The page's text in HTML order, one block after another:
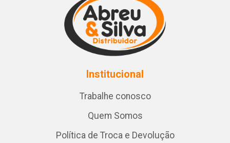
Institucional
Trabalhe conosco
Quem Somos
Política de Troca e Devolução